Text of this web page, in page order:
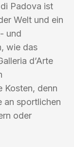
Padova ist
Welt und ein
und
wie das
d’Arte
Kosten, denn
an sportlichen
oder